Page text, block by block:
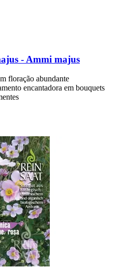
-​ Ammi majus
floração abundante
encantadora em bouquets